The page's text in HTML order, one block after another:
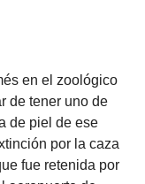
en el zoológico
de tener uno de
de piel de ese
por la caza
fue retenida por